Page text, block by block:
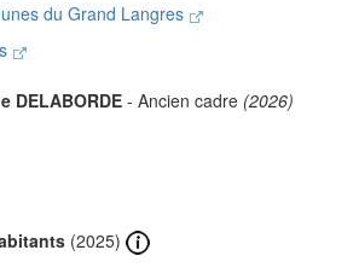
du Grand Langres
DELABORDE - Ancien cadre (2026)
(2025)